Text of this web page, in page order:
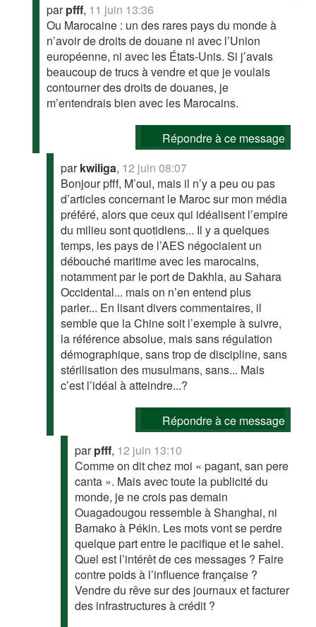
parpfff, 11 juin 13:36
Ou Marocaine : un des rares pays du monde à
n’avoir de droits de douane ni avec l’Union
européenne, ni avec les États-Unis. Si j’avais
beaucoup de trucs à vendre et que je voulais
contourner des droits de douanes, je
m’entendrais bien avec les Marocains.
Répondre à ce message
parkwiliga, 12 juin 08:07
Bonjour pfff, M’oui, mais il n’y a peu ou pas
d’articles concernant le Maroc sur mon média
préféré, alors que ceux qui idéalisent l’empire
du milieu sont quotidiens... Il y a quelques
temps, les pays de l’AES négociaient un
débouché maritime avec les marocains,
notamment par le port de Dakhla, au Sahara
Occidental... mais on n’en entend plus
parler... En lisant divers commentaires, il
semble que la Chine soit l’exemple à suivre,
la référence absolue, mais sans régulation
démographique, sans trop de discipline, sans
stérilisation des musulmans, sans... Mais
c’est l’idéal à atteindre...?
Répondre à ce message
parpfff, 12 juin 13:10
Comme on dit chez moi « pagant, san pere
canta ». Mais avec toute la publicité du
monde, je ne crois pas demain
Ouagadougou ressemble à Shanghai, ni
Bamako à Pékin. Les mots vont se perdre
quelque part entre le pacifique et le sahel.
Quel est l’intérêt de ces messages ? Faire
contre poids à l’influence française ?
Vendre du rêve sur des journaux et facturer
des infrastructures à crédit ?